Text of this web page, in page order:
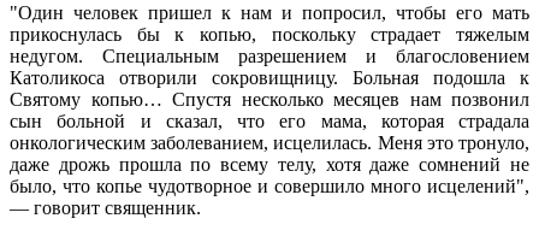
"Один человек пришел к нам и попросил, чтобы его мать
прикоснулась бы к копью, поскольку страдает тяжелым
недугом. Специальным разрешением и благословением
Католикоса отворили сокровищницу. Больная подошла к
Святому копью… Спустя несколько месяцев нам позвонил
сын больной и сказал, что его мама, которая страдала
онкологическим заболеванием, исцелилась. Меня это тронуло,
даже дрожь прошла по всему телу, хотя даже сомнений не
было, что копье чудотворное и совершило много исцелений",
— говорит священник.